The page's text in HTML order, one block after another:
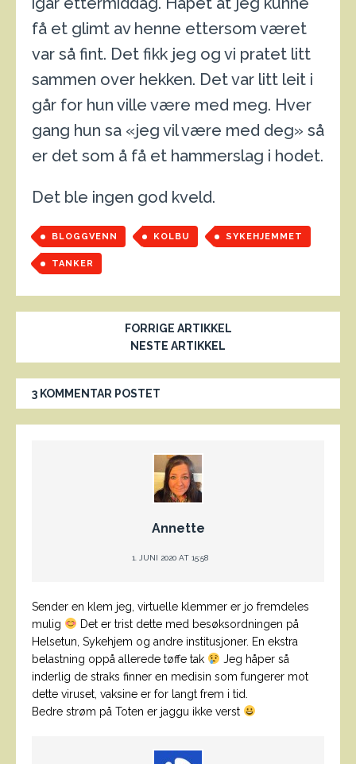
få et glimt av henne ettersom været
var så fint. Det fikk jeg og vi pratet litt
sammen over hekken. Det var litt leit i
går for hun ville være med meg. Hver
gang hun sa «jeg vil være med deg» så
er det som å få et hammerslag i hodet.
Det ble ingen god kveld.
BLOGGVENN KOLBU SYKEHJEMMET
TANKER
FORRIGE ARTIKKEL
NESTE ARTIKKEL
3 KOMMENTAR POSTET
Annette
1. JUNI 2020 AT 15:58
Sender en klem jeg, virtuelle klemmer er jo fremdeles
mulig
Det er trist dette med besøksordningen på
Helsetun, Sykehjem og andre institusjoner. En ekstra
belastning oppå allerede tøffe tak
Jeg håper så
inderlig de straks finner en medisin som fungerer mot
dette viruset, vaksine er for langt frem i tid.
Bedre strøm på Toten er jaggu ikke verst